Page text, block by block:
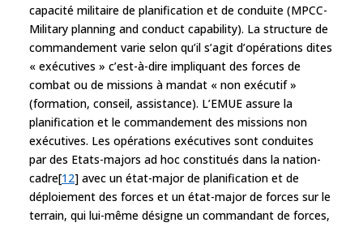
capacité militaire de planification et de conduite (MPCC-
Military planning and conduct capability). La structure de
commandement varie selon qu’il s’agit d’opérations dites
« exécutives » c’est-à-dire impliquant des forces de
combat ou de missions à mandat « non exécutif »
(formation, conseil, assistance). L’EMUE assure la
planification et le commandement des missions non
exécutives. Les opérations exécutives sont conduites
par des Etats-majors ad hoc constitués dans la nation-
cadre[12] avec un état-major de planification et de
déploiement des forces et un état-major de forces sur le
terrain, qui lui-même désigne un commandant de forces,